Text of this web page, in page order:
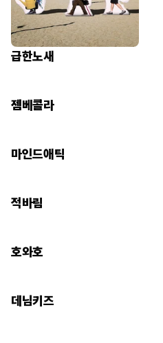
급한노새
젬베콜라
마인드애틱
적바림
호와호
데님키즈